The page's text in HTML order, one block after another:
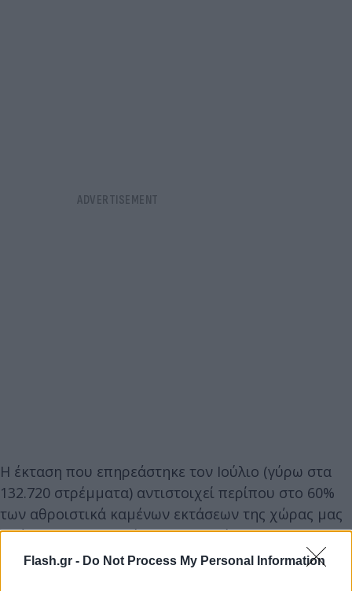
Flash.gr - Do Not Process My Personal Information
Η έκταση που επηρεάστηκε τον Ιούλιο (γύρω στα
132.720 στρέμματα) αντιστοιχεί περίπου στο 60%
των αθροιστικά καμένων εκτάσεων της χώρας μας
από την 1η Ιανουαρίου 2022 (περίπου 215.000
στρέμματα).